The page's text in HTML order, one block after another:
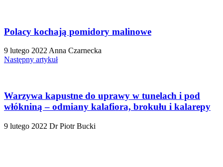
Polacy kochają pomidory malinowe
9 lutego 2022 Anna Czarnecka
Następny artykuł
Warzywa kapustne do uprawy w tunelach i pod
włókniną – odmiany kalafiora, brokułu i kalarepy
9 lutego 2022 Dr Piotr Bucki